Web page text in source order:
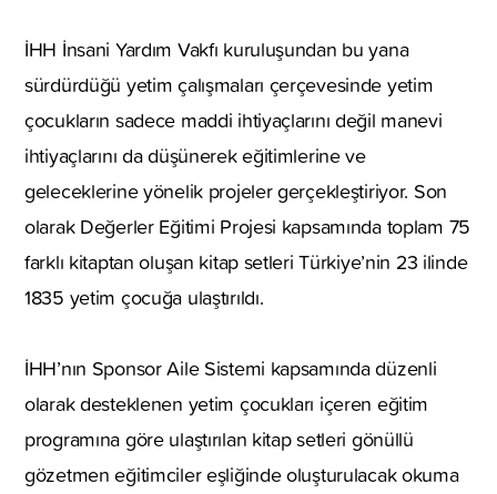
İHH İnsani Yardım Vakfı kuruluşundan bu yana
sürdürdüğü yetim çalışmaları çerçevesinde yetim
çocukların sadece maddi ihtiyaçlarını değil manevi
ihtiyaçlarını da düşünerek eğitimlerine ve
geleceklerine yönelik projeler gerçekleştiriyor. Son
olarak Değerler Eğitimi Projesi kapsamında toplam 75
farklı kitaptan oluşan kitap setleri Türkiye’nin 23 ilinde
1835 yetim çocuğa ulaştırıldı.
İHH’nın Sponsor Aile Sistemi kapsamında düzenli
olarak desteklenen yetim çocukları içeren eğitim
programına göre ulaştırılan kitap setleri gönüllü
gözetmen eğitimciler eşliğinde oluşturulacak okuma